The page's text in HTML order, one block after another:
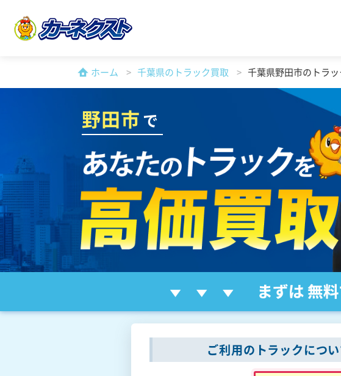
ホーム 千葉県のトラック買取 千葉県野田市のトラ
野田市で
ご利用のトラックにつ